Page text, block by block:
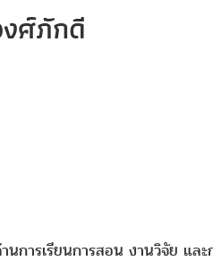
ศ์ภักดี
การเรียนการสอน งานวิจัย และ